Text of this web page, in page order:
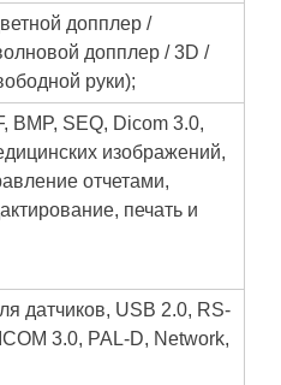
допплер /
допплер / 3D /
руки);
BMP, SEQ, Dicom 3.0,
изображений,
отчетами,
печать и
датчиков, USB 2.0, RS-
3.0, PAL-D, Network,